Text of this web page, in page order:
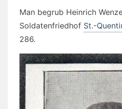
Man begrub Heinrich
Soldatenfriedhof St.-
286.